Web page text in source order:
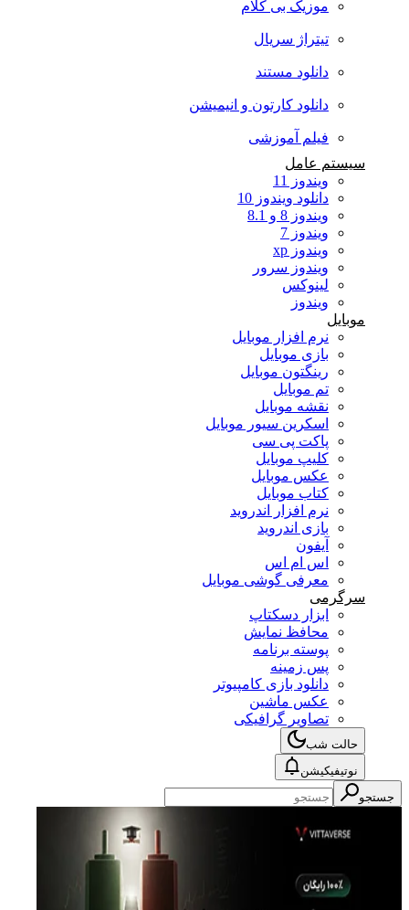
موزیک بی کلام
تیتراژ سریال
دانلود مستند
دانلود کارتون و انیمیشن
فیلم آموزشی
سیستم عامل
ویندوز 11
دانلود ویندوز 10
ویندوز 8 و 8.1
ویندوز 7
ویندوز xp
ویندوز سرور
لینوکس
ویندوز
موبایل
نرم افزار موبایل
بازی موبایل
رینگتون موبایل
تم موبایل
نقشه موبایل
اسکرین سیور موبایل
پاکت پی سی
کلیپ موبایل
عکس موبایل
کتاب موبایل
نرم افزار اندروید
بازی اندروید
آیفون
اس ام اس
معرفی گوشی موبایل
سرگرمی
ابزار دسکتاپ
محافظ نمایش
پوسته برنامه
پس زمینه
دانلود بازی کامپیوتر
عکس ماشین
تصاویر گرافیکی
حالت شب
نوتیفیکیشن
جستجو